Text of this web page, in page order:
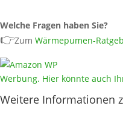
Welche Fragen haben Sie?
👉Zum Wärmepumen-
Werbung. Hier könnte auch
Weitere Informationen